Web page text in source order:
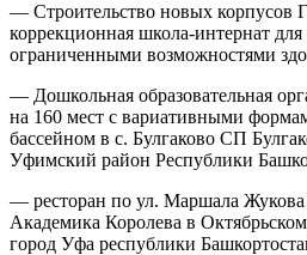
— Строительство новых корпусов
коррекционная школа-интернат
ограниченными возможностями
— Дошкольная образовательная
на 160 мест с вариативными
бассейном в с. Булгаково СП
Уфимский район Республики
— ресторан по ул. Маршала Жукова
Академика Королева в
город Уфа республики